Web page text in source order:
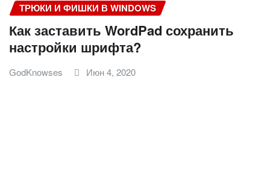
ТРЮКИ И ФИШКИ В WINDOWS
Как заставить WordPad сохранить
настройки шрифта?
GodKnowses Июн 4, 2020